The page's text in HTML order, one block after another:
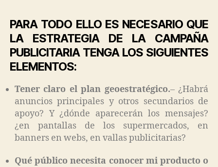
PARA TODO ELLO ES NECESARIO QUE
LA ESTRATEGIA DE LA CAMPAÑA
PUBLICITARIA TENGA LOS SIGUIENTES
ELEMENTOS:
Tener claro el plan geoestratégico.– ¿Habrá
anuncios principales y otros secundarios de
apoyo? Y ¿dónde aparecerán los mensajes?
¿en pantallas de los supermercados, en
banners en webs, en vallas publicitarias?
Qué público necesita conocer mi producto o